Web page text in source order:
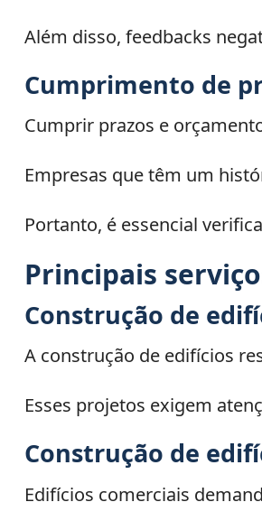
Além disso, feedbacks
Cumprimento de
Cumprir prazos e
Empresas que têm um
Portanto, é essencial
Principais
Construção de
A construção de edifícios
Esses projetos exigem
Construção de
Edifícios comerciais